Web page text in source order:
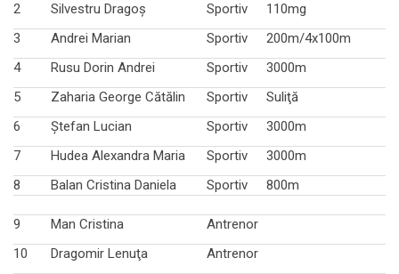
2
Silvestru Dragoş Sportiv
110mg
3
Andrei Marian Sportiv
200m/4x100m
4
Rusu Dorin Andrei Sportiv
3000m
5
Zaharia George Cătălin Sportiv
Suliţă
6
Ştefan Lucian Sportiv
3000m
7
Hudea Alexandra Maria Sportiv
3000m
8
Balan Cristina Daniela Sportiv 800m
9 Man Cristina
Antrenor
10
Dragomir Lenuţa
Antrenor